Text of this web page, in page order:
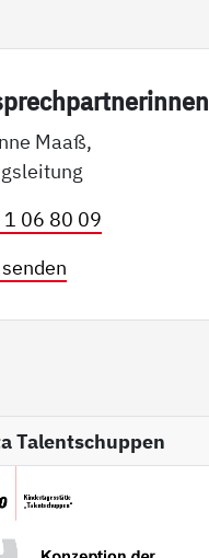
Maaß,
06 80 09
Talentschuppen